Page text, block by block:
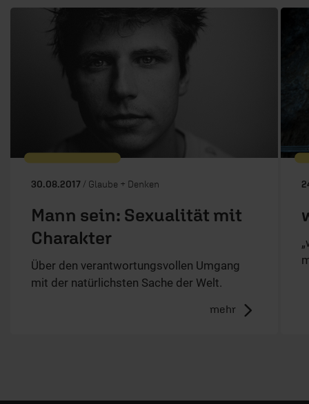
30.08.2017 / Glaube + Denken
Mann sein: Sexualität mit
Charakter
Über den verantwortungsvollen Umgang
mit der natürlichsten Sache der Welt.
mehr